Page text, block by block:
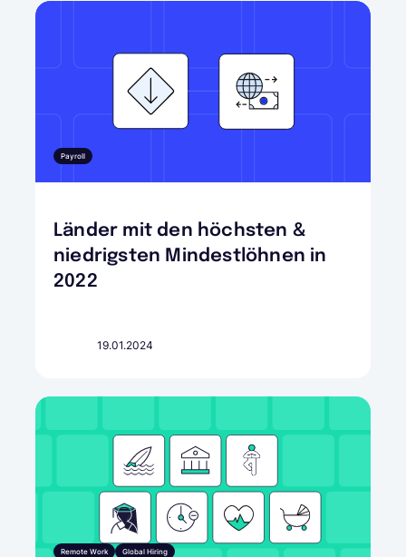
Payroll
Länder mit den höchsten &
niedrigsten Mindestlöhnen in
2022
19.01.2024
Remote Work Global Hiring